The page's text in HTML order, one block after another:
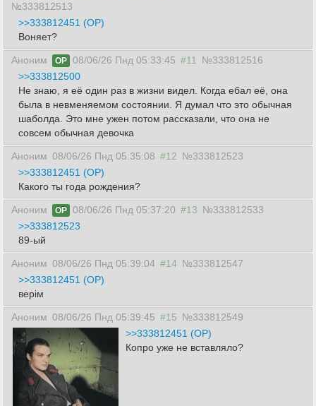
№333812513
>>333812451 (OP)
Воняет?
Аноним OP 08/06/26 Пнд 05:33:45 #11
№333812516
>>333812500
Не знаю, я её один раз в жизни видел. Когда ебал её, она
была в невменяемом состоянии. Я думал что это обычная
шаболда. Это мне ужен потом рассказали, что она не
совсем обычная девочка
Аноним 08/06/26 Пнд 05:35:08 #12 №333812523
>>333812451 (OP)
Какого ты года рождения?
Аноним OP 08/06/26 Пнд 05:37:20 #13 №333812533
>>333812523
89-ый
Аноним 08/06/26 Пнд 05:39:04 #14 №333812547
>>333812451 (OP)
верiм
Аноним 08/06/26 Пнд 05:39:45 #15 №333812549
>>333812451 (OP)
Копро уже не вставляло?